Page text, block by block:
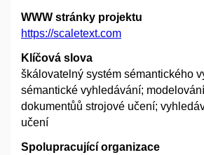
WWW stránky projektu
https://scaletext.com
Klíčová slova
škálovatelný systém sémantického
sémantické vyhledávání;
dokumentůů strojové učení;
učení
Spolupracující organizace